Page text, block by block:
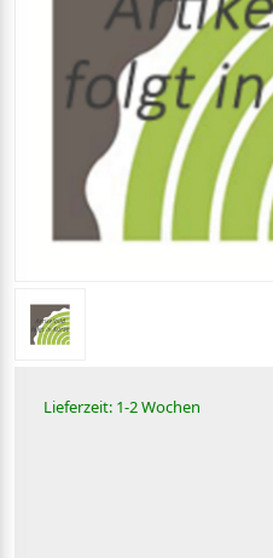
Lieferzeit: 1-2 Wochen